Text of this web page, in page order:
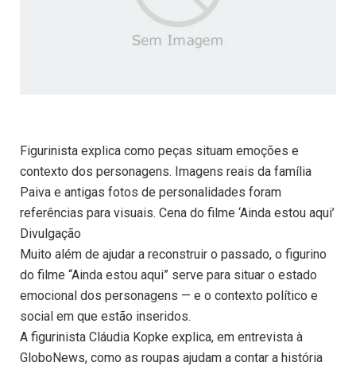
Figurinista explica como peças situam emoções e
contexto dos personagens. Imagens reais da família
Paiva e antigas fotos de personalidades foram
referências para visuais. Cena do filme ‘Ainda estou aqui’
Divulgação
Muito além de ajudar a reconstruir o passado, o figurino
do filme “Ainda estou aqui” serve para situar o estado
emocional dos personagens — e o contexto político e
social em que estão inseridos.
A figurinista Cláudia Kopke explica, em entrevista à
GloboNews, como as roupas ajudam a contar a história